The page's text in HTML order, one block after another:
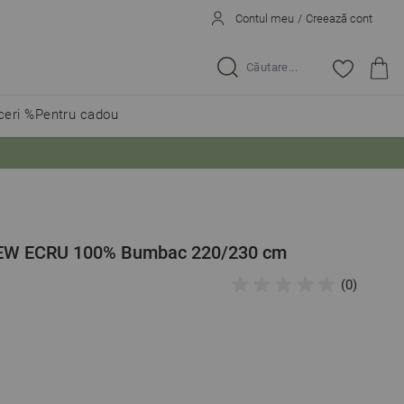
Contul meu / Creează cont
Caută...
%Pentru cadou
ECRU 100% Bumbac 220/230 cm
(0)